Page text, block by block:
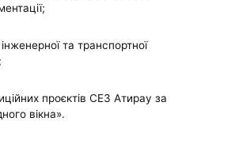
та транспортної
проєктів СЕЗ Атирау за
вікна».